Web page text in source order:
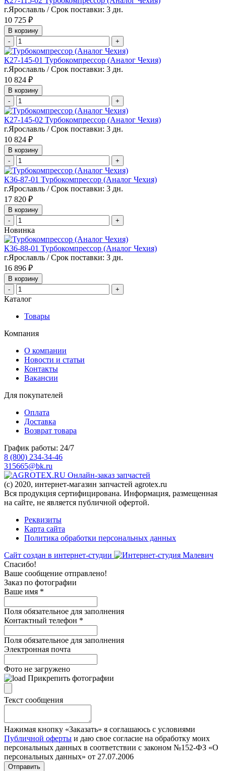
г.Ярославль / Срок поставки: 3 дн.
10 725 ₽
В корзину
-
+
К27-145-01 Турбокомпрессор (Аналог Чехия)
г.Ярославль / Срок поставки: 3 дн.
10 824 ₽
В корзину
-
+
К27-145-02 Турбокомпрессор (Аналог Чехия)
г.Ярославль / Срок поставки: 3 дн.
10 824 ₽
В корзину
-
+
К36-87-01 Турбокомпрессор (Аналог Чехия)
г.Ярославль / Срок поставки: 3 дн.
17 820 ₽
В корзину
-
+
Новинка
К36-88-01 Турбокомпрессор (Аналог Чехия)
г.Ярославль / Срок поставки: 3 дн.
16 896 ₽
В корзину
-
+
Каталог
Товары
Компания
О компании
Новости и статьи
Контакты
Вакансии
Для покупателей
Оплата
Доставка
Возврат товара
График работы: 24/7
8 (800) 234-34-46
315665@bk.ru
Онлайн-заказ запчастей
(c) 2020, интернет-магазин запчастей agrotex.ru
Вся продукция сертифицирована. Информация, размещенная
на сайте, не является публичной офертой.
Реквизиты
Карта сайта
Политика обработки персональных данных
Сайт создан в интернет-студии
Спасибо!
Ваше сообщение отправлено!
Заказ по фотографии
Ваше имя *
Поля обязательное для заполнения
Контактный телефон *
Поля обязательное для заполнения
Электронная почта
Фото не загружено
Прикрепить фотографии
Текст сообщения
Нажимая кнопку «Заказать» я соглашаюсь с условиями
Публичной оферты и даю свое согласие на обработку моих
персональных данных в соответствии с законом №152-ФЗ «О
персональных данных» от 27.07.2006
Отправить